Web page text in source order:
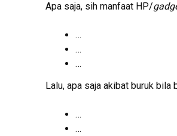
Apa saja, sih manfaat HP/
…
…
…
Lalu, apa saja akibat buruk bila
…
…